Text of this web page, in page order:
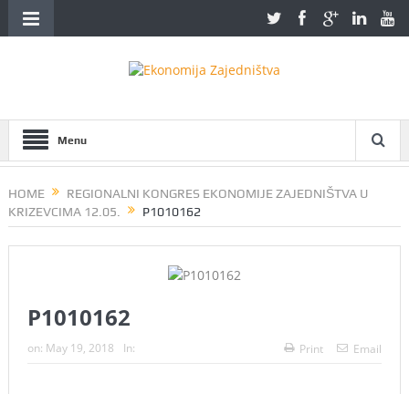
Menu
HOME
REGIONALNI KONGRES EKONOMIJE ZAJEDNIŠTVA U
KRIZEVCIMA 12.05.
P1010162
P1010162
on: May 19, 2018 In: Print Email